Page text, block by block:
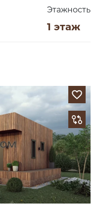
Этажность
1 этаж